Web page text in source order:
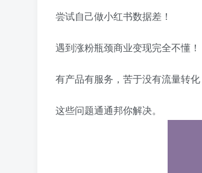
尝试自己做小红书数据差！
遇到涨粉瓶颈商业变现完全不懂！
有产品有服务，苦于没有流量转
这些问题通通邦你解决。